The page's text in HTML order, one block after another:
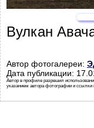
Вулкан
Автор фотогалереи:
Дата публикации:
Автор в профиле разрешил
указанием автора фотографии и ссылки